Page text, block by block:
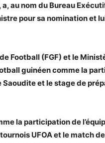
au nom du Bureau
pour sa nomination et
Football (FGF) et le
guinéen comme la
Saoudite et le stage de
la participation de
UFOA et le match